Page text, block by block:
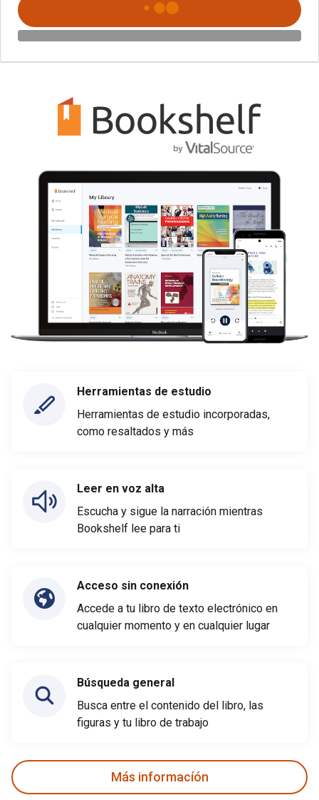
Herramientas de estudio
Herramientas de estudio incorporadas,
como resaltados y más
Leer en voz alta
Escucha y sigue la narración mientras
Bookshelf lee para ti
Acceso sin conexión
Accede a tu libro de texto electrónico en
cualquier momento y en cualquier lugar
Búsqueda general
Busca entre el contenido del libro, las
figuras y tu libro de trabajo
Más informacíón